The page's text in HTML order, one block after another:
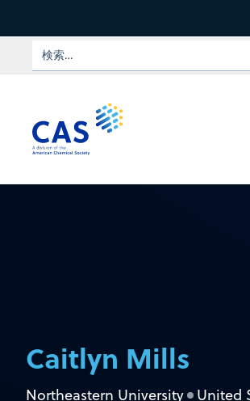
Caitlyn Mills
Northeastern University United